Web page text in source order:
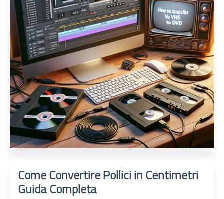
Come Convertire Pollici in Centimetri
Guida Completa